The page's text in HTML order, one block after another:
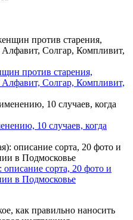
против старения,
Солгар, Компливит,
10 случаев, когда
сорта, 20 фото и
в Подмосковье